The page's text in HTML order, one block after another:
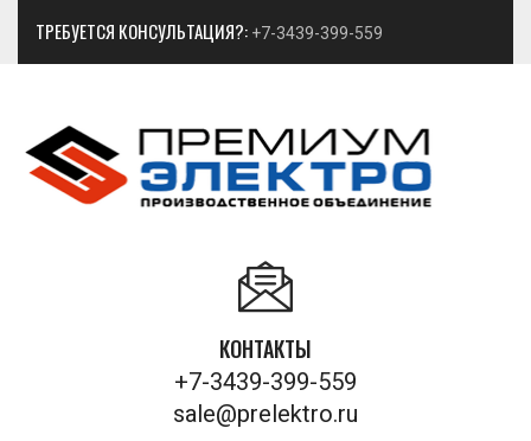
ТРЕБУЕТСЯ КОНСУЛЬТАЦИЯ?: +7-3439-399-559
КОНТАКТЫ
+7-3439-399-559
sale@prelektro.ru